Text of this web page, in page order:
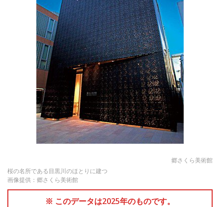
郷さくら美術館
桜の名所である目黒川のほとりに建つ
画像提供：郷さくら美術館
※ このデータは2025年のものです。